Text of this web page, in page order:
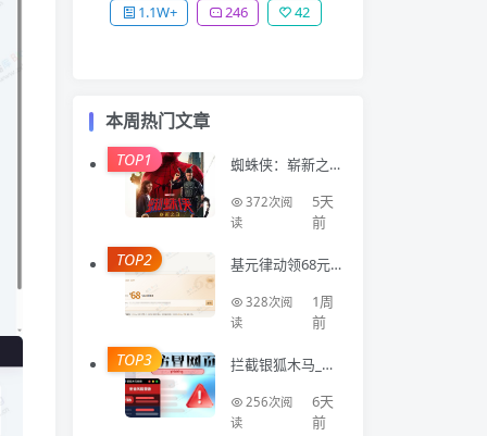
1.1W+ 246 42
本周热门文章
TOP1
蜘蛛侠：崭新之
rand New Day (2
026)
372次阅
读
5天
前
TOP2
基元律动领68元A
328次阅
读
1周
前
TOP3
拦截银狐木马_钓
浏览器扩展Virus
Detector
256次阅
读
6天
前